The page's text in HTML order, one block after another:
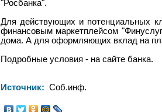
"Росбанка".
Для действующих и потенциальных
финансовым маркетплейсом
дома. А для оформляющих вклад на
Подробные условия - на сайте банка.
Источник: Соб.инф.